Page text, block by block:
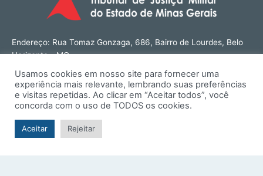
Endereço: Rua Tomaz Gonzaga, 686, Bairro de Lourdes, Belo
Horizonte - MG
Tel: (31) 3274-1566
Contato: ouvidoria@tjmmg.jus.br
Funcionamento: Segunda a Sexta, das 8h às 18h
Usamos cookies em nosso site para fornecer uma
experiência mais relevante, lembrando suas preferências
e visitas repetidas. Ao clicar em “Aceitar todos”, você
concorda com o uso de TODOS os cookies.
Aceitar Rejeitar